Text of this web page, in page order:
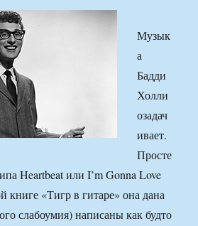
Музык
а
Бадди
Холли
озадач
ивает.
Просте
Heartbeat или I’m Gonna Love
книге «Тигр в гитаре» она дана
слабоумия) написаны как будто